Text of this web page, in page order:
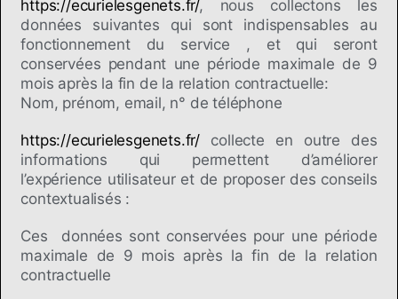
https://ecurielesgenets.fr/, nous collectons les
données suivantes qui sont indispensables au
fonctionnement du service , et qui seront
conservées pendant une période maximale de 9
mois après la fin de la relation contractuelle:
Nom, prénom, email, n° de téléphone
https://ecurielesgenets.fr/ collecte en outre des
informations qui permettent d’améliorer
l’expérience utilisateur et de proposer des conseils
contextualisés :
Ces données sont conservées pour une période
maximale de 9 mois après la fin de la relation
contractuelle